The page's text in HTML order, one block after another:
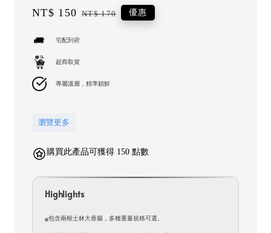
Sale
NT$ 150 Regular
NT$ 170 優惠
宅配到府
超商取貨
專屬溫層，精準鎖鮮
瀏覽更多
購買此產品可獲得 150 點數
Highlights
包含兩根士林大香腸，多種重量規格可選。